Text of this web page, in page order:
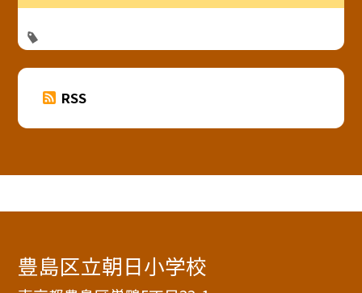
RSS
豊島区立朝日小学校